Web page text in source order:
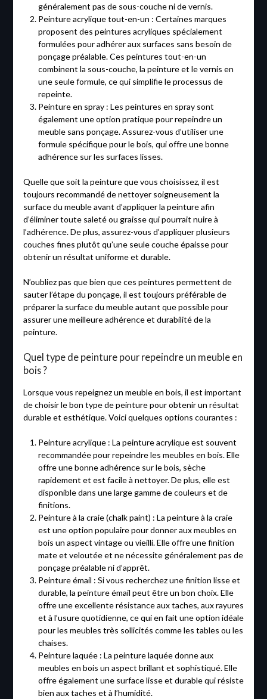
généralement pas de sous-couche ni de vernis.
Peinture acrylique tout-en-un : Certaines marques
proposent des peintures acryliques spécialement
formulées pour adhérer aux surfaces sans besoin de
ponçage préalable. Ces peintures tout-en-un
combinent la sous-couche, la peinture et le vernis en
une seule formule, ce qui simplifie le processus de
repeinte.
Peinture en spray : Les peintures en spray sont
également une option pratique pour repeindre un
meuble sans ponçage. Assurez-vous d’utiliser une
formule spécifique pour le bois, qui offre une bonne
adhérence sur les surfaces lisses.
Quelle que soit la peinture que vous choisissez, il est
toujours recommandé de nettoyer soigneusement la
surface du meuble avant d’appliquer la peinture afin
d’éliminer toute saleté ou graisse qui pourrait nuire à
l’adhérence. De plus, assurez-vous d’appliquer plusieurs
couches fines plutôt qu’une seule couche épaisse pour
obtenir un résultat uniforme et durable.
N’oubliez pas que bien que ces peintures permettent de
sauter l’étape du ponçage, il est toujours préférable de
préparer la surface du meuble autant que possible pour
assurer une meilleure adhérence et durabilité de la
peinture.
Quel type de peinture pour repeindre un meuble en
bois ?
Lorsque vous repeignez un meuble en bois, il est important
de choisir le bon type de peinture pour obtenir un résultat
durable et esthétique. Voici quelques options courantes :
Peinture acrylique : La peinture acrylique est souvent
recommandée pour repeindre les meubles en bois. Elle
offre une bonne adhérence sur le bois, sèche
rapidement et est facile à nettoyer. De plus, elle est
disponible dans une large gamme de couleurs et de
finitions.
Peinture à la craie (chalk paint) : La peinture à la craie
est une option populaire pour donner aux meubles en
bois un aspect vintage ou vieilli. Elle offre une finition
mate et veloutée et ne nécessite généralement pas de
ponçage préalable ni d’apprêt.
Peinture émail : Si vous recherchez une finition lisse et
durable, la peinture émail peut être un bon choix. Elle
offre une excellente résistance aux taches, aux rayures
et à l’usure quotidienne, ce qui en fait une option idéale
pour les meubles très sollicités comme les tables ou les
chaises.
Peinture laquée : La peinture laquée donne aux
meubles en bois un aspect brillant et sophistiqué. Elle
offre également une surface lisse et durable qui résiste
bien aux taches et à l’humidité.